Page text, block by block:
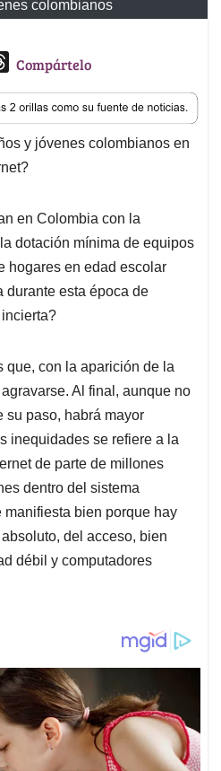
colombianos
T
r
e
a
d
Compártelo
y jóvenes colombianos en
en Colombia con la
dotación mínima de equipos
hogares en edad escolar
durante esta época de
que, con la aparición de la
Al final, aunque no
su paso, habrá mayor
inequidades se refiere a la
de parte de millones
dentro del sistema
bien porque hay
del acceso, bien
débil y computadores